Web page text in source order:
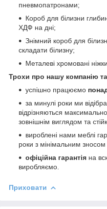
пневмопатронами;
Короб для білизни
ХДФ на дні;
Знімний короб для
складати білизну;
Металеві хромовані
Трохи про нашу компанію
успішно працюємо
за минулі роки ми
відрізняються
зовнішнім виглядом та
вироблені нами меблі
роки з мінімальним
офіційна гарантія на
виробляємо.
Приховати